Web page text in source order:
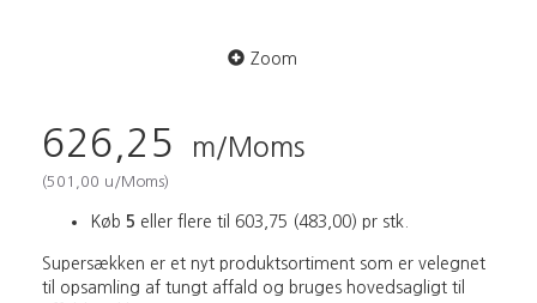
Zoom
626,25 m/Moms
(501,00 u/Moms)
Køb 5 eller flere til 603,75 (483,00) pr stk.
Supersækken er et nyt produktsortiment som er velegnet
til opsamling af tungt affald og bruges hovedsagligt til